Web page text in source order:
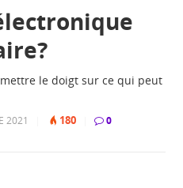
le doigt sur ce qui peut
2021 180 0